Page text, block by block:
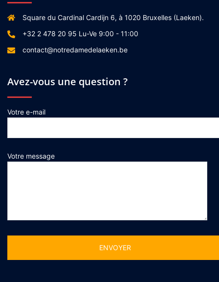
Square du Cardinal Cardijn 6, à 1020 Bruxelles (Laeken).
+32 2 478 20 95 Lu-Ve 9:00 - 11:00
contact@notredamedelaeken.be
Avez-vous une question ?
Votre e-mail
Votre message